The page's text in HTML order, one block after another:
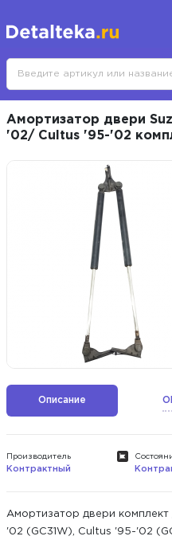
Амортизатор двери
'02/ Cultus '95-'02
Описание
Производитель
Контрактный
Амортизатор двери
'02 (GC31W), Cultus '95-'02